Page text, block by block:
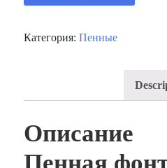
Категория:Пенные
Описание